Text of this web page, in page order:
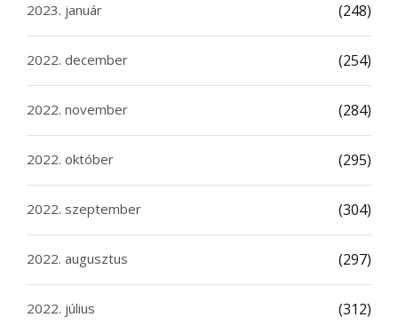
2023. január (248)
2022. december (254)
2022. november (284)
2022. október (295)
2022. szeptember (304)
2022. augusztus (297)
2022. július (312)